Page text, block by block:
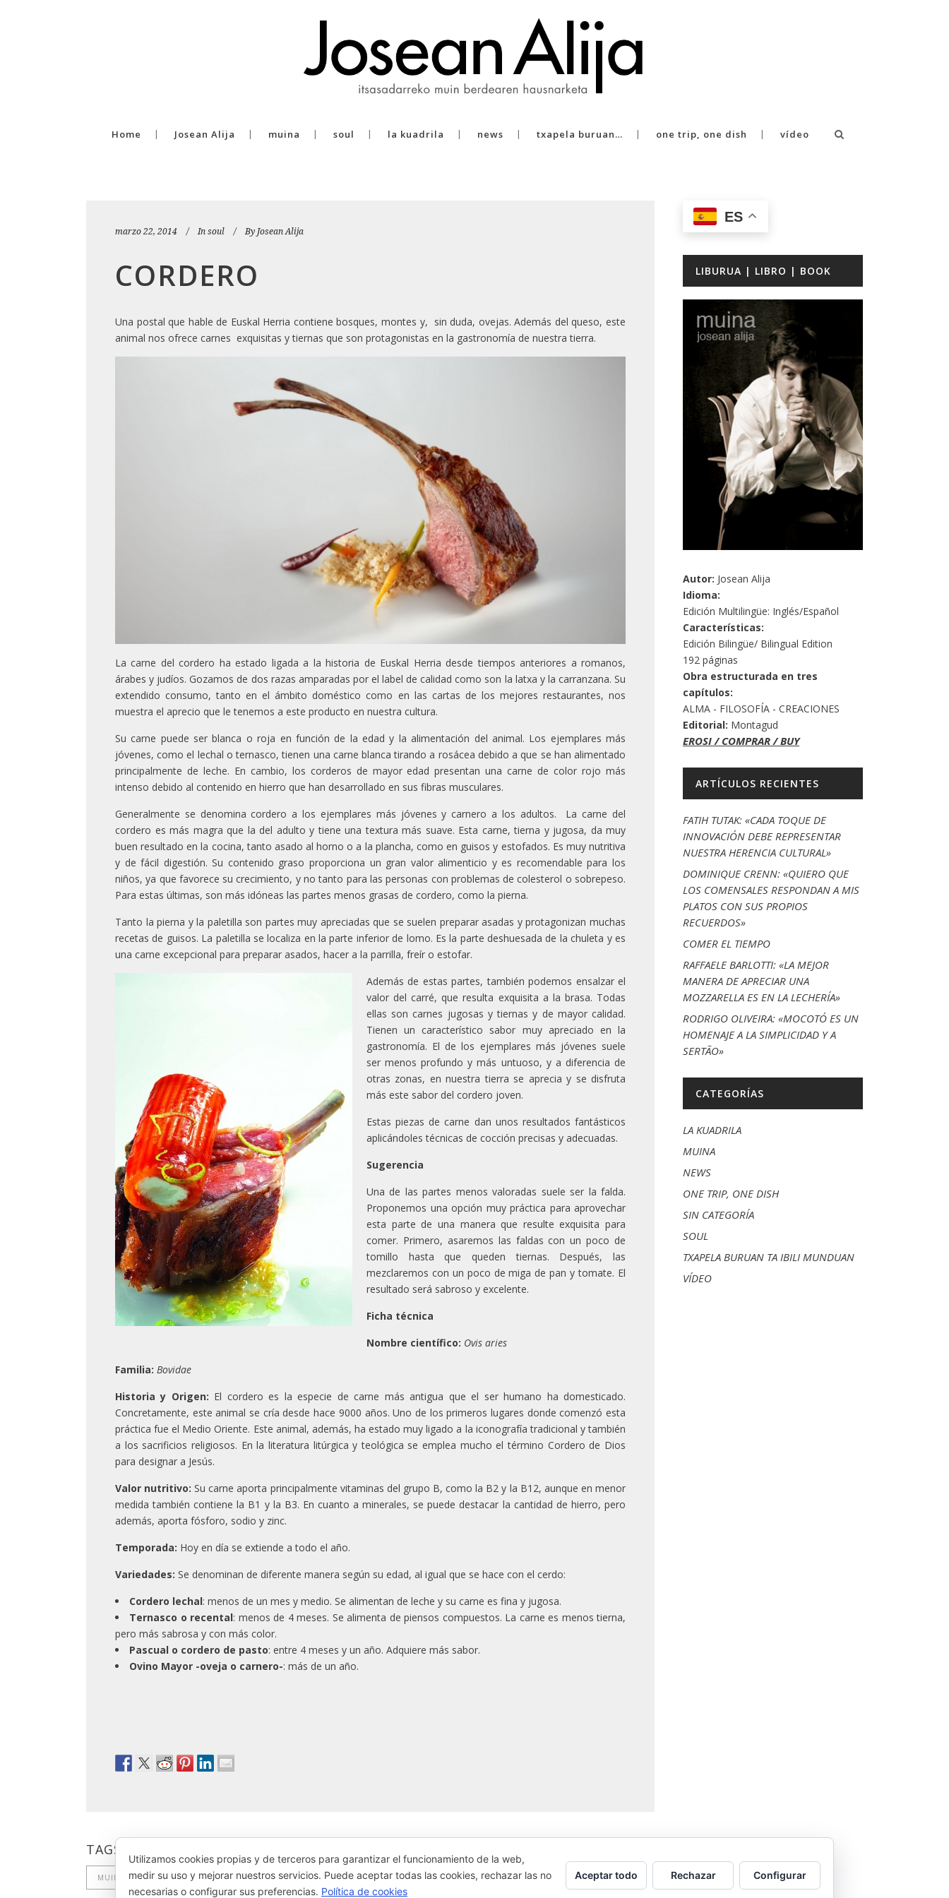
Home Josean Alija muina soul la kuadrila news txapela buruan… one trip, one dish vídeo
marzo 22, 2014 Insoul By Josean Alija
CORDERO
Una postal que hable de Euskal Herria contiene bosques, montes y, sin duda, ovejas. Además del queso, este
animal nos ofrece carnes exquisitas y tiernas que son protagonistas en la gastronomía de nuestra tierra.
La carne del cordero ha estado ligada a la historia de Euskal Herria desde tiempos anteriores a romanos,
árabes y judíos. Gozamos de dos razas amparadas por el label de calidad como son la latxa y la carranzana. Su
extendido consumo, tanto en el ámbito doméstico como en las cartas de los mejores restaurantes, nos
muestra el aprecio que le tenemos a este producto en nuestra cultura.
Su carne puede ser blanca o roja en función de la edad y la alimentación del animal. Los ejemplares más
jóvenes, como el lechal o ternasco, tienen una carne blanca tirando a rosácea debido a que se han alimentado
principalmente de leche. En cambio, los corderos de mayor edad presentan una carne de color rojo más
intenso debido al contenido en hierro que han desarrollado en sus fibras musculares.
Generalmente se denomina cordero a los ejemplares más jóvenes y carnero a los adultos. La carne del
cordero es más magra que la del adulto y tiene una textura más suave. Esta carne, tierna y jugosa, da muy
buen resultado en la cocina, tanto asado al horno o a la plancha, como en guisos y estofados. Es muy nutritiva
y de fácil digestión. Su contenido graso proporciona un gran valor alimenticio y es recomendable para los
niños, ya que favorece su crecimiento, y no tanto para las personas con problemas de colesterol o sobrepeso.
Para estas últimas, son más idóneas las partes menos grasas de cordero, como la pierna.
Tanto la pierna y la paletilla son partes muy apreciadas que se suelen preparar asadas y protagonizan muchas
recetas de guisos. La paletilla se localiza en la parte inferior de lomo. Es la parte deshuesada de la chuleta y es
una carne excepcional para preparar asados, hacer a la parrilla, freír o estofar.
Además de estas partes, también podemos ensalzar el
valor del carré, que resulta exquisita a la brasa. Todas
ellas son carnes jugosas y tiernas y de mayor calidad.
Tienen un característico sabor muy apreciado en la
gastronomía. El de los ejemplares más jóvenes suele
ser menos profundo y más untuoso, y a diferencia de
otras zonas, en nuestra tierra se aprecia y se disfruta
más este sabor del cordero joven.
Estas piezas de carne dan unos resultados fantásticos
aplicándoles técnicas de cocción precisas y adecuadas.
Sugerencia
Una de las partes menos valoradas suele ser la falda.
Proponemos una opción muy práctica para aprovechar
esta parte de una manera que resulte exquisita para
comer. Primero, asaremos las faldas con un poco de
tomillo hasta que queden tiernas. Después, las
mezclaremos con un poco de miga de pan y tomate. El
resultado será sabroso y excelente.
Ficha técnica
Nombre científico: Ovis aries
Familia: Bovidae
Historia y Origen: El cordero es la especie de carne más antigua que el ser humano ha domesticado.
Concretamente, este animal se cría desde hace 9000 años. Uno de los primeros lugares donde comenzó esta
práctica fue el Medio Oriente. Este animal, además, ha estado muy ligado a la iconografía tradicional y también
a los sacrificios religiosos. En la literatura litúrgica y teológica se emplea mucho el término Cordero de Dios
para designar a Jesús.
Valor nutritivo: Su carne aporta principalmente vitaminas del grupo B, como la B2 y la B12, aunque en menor
medida también contiene la B1 y la B3. En cuanto a minerales, se puede destacar la cantidad de hierro, pero
además, aporta fósforo, sodio y zinc.
Temporada: Hoy en día se extiende a todo el año.
Variedades: Se denominan de diferente manera según su edad, al igual que se hace con el cerdo:
Cordero lechal: menos de un mes y medio. Se alimentan de leche y su carne es fina y jugosa.
Ternasco o recental: menos de 4 meses. Se alimenta de piensos compuestos. La carne es menos tierna,
pero más sabrosa y con más color.
Pascual o cordero de pasto: entre 4 meses y un año. Adquiere más sabor.
Ovino Mayor -oveja o carnero-: más de un año.
TAGS:
MUINA NERUA PALETILLA
ES
LIBURUA | LIBRO | BOOK
Autor: Josean Alija
Idioma:
Edición Multilingüe: Inglés/Español
Características:
Edición Bilingüe/ Bilingual Edition
192 páginas
Obra estructurada en tres
capítulos:
ALMA - FILOSOFÍA - CREACIONES
Editorial: Montagud
EROSI / COMPRAR / BUY
ARTÍCULOS RECIENTES
FATIH TUTAK: «CADA TOQUE DE
INNOVACIÓN DEBE REPRESENTAR
NUESTRA HERENCIA CULTURAL»
DOMINIQUE CRENN: «QUIERO QUE
LOS COMENSALES RESPONDAN A MIS
PLATOS CON SUS PROPIOS
RECUERDOS»
COMER EL TIEMPO
RAFFAELE BARLOTTI: «LA MEJOR
MANERA DE APRECIAR UNA
MOZZARELLA ES EN LA LECHERÍA»
RODRIGO OLIVEIRA: «MOCOTÓ ES UN
HOMENAJE A LA SIMPLICIDAD Y A
SERTÃO»
CATEGORÍAS
LA KUADRILA
MUINA
NEWS
ONE TRIP, ONE DISH
SIN CATEGORÍA
SOUL
TXAPELA BURUAN TA IBILI MUNDUAN
VÍDEO
Utilizamos cookies propias y de terceros para garantizar el funcionamiento de la web,
medir su uso y mejorar nuestros servicios. Puede aceptar todas las cookies, rechazar las no
necesarias o configurar sus preferencias. Política de cookies
Aceptar todo Rechazar Configurar